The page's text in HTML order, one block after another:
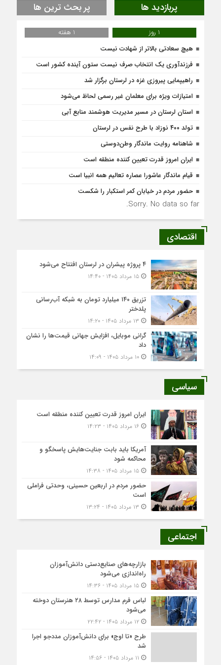
پربازدید ها پر بحث ترین ها
1 روز
1 هفته
هیچ سعادتی بالاتر از شهادت نیست
فرزندآوری یک انتخاب صرف نیست ستون آینده کشور است
راهیپمایی پیروزی غزه در لرستان برگزار شد
امتیازات ویژه برای معلمان غیر رسمی لحاظ می‌شود
استان لرستان در مسیر مدیریت هوشمند منابع آبی
تولد ۴۰۰ نوزاد با طرح نفس در لرستان
شاهنامه روایت ماندگار وطن‌دوستی
ایران امروز قدرت تعیین کننده منطقه است
قیام ماندگار عاشورا عصاره تعالیم همه انبیا است
حضور مردم در خیابان کمر استکبار را شکست
Sorry. No data so far.
اقتصادی
۴ پروژه پیشران در لرستان افتتاح می‌شود
۱۵ مرداد ۱۴۰۵ - ۱۴:۴۰
تزریق ۱۴۰ میلیارد تومان به شبکه آب‌رسانی
پلدختر
گرانی موبایل، افزایش جهانی قیمت‌ها را نشان
داد
۱۰ مرداد ۱۴۰۵ - ۱۴:۰۹
سیاسی
ایران امروز قدرت تعیین کننده منطقه است
۱۶ مرداد ۱۴۰۵ - ۱۴:۲۳
آمریکا باید بابت جنایت‌هایش پاسخگو و
محاکمه شود
۱۵ مرداد ۱۴۰۵ - ۱۴:۳۸
حضور مردم در اربعین حسینی، وحدتی فراملی
است
اجتماعی
بازارچه‌های صنایع‌دستی دانش‌آموزان
راه‌اندازی می‌شود
۱۵ مرداد ۱۴۰۵ - ۱۴:۳۶
لباس فرم مدارس توسط ۲۸ هنرستان‌ دوخته
می‌شود
۱۲ مرداد ۱۴۰۵ - ۲۲:۴۲
طرح «تا اوج» برای دانش‌آموزان مددجو اجرا
شد